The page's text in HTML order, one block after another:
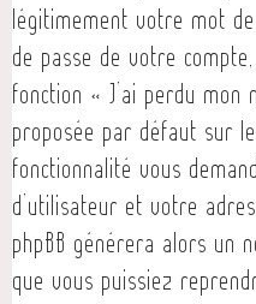
légitimement votre mot
de passe de votre
fonction « J’ai perdu
proposée par défaut sur
fonctionnalité vous
d’utilisateur et votre
phpBB générera alors un
que vous puissiez